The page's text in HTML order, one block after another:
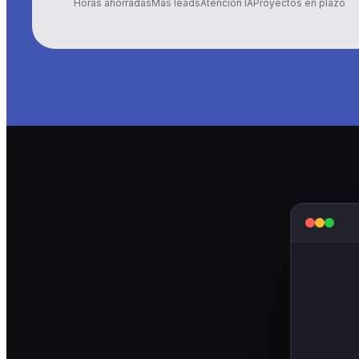
Horas ahorradasMás leadsAtención IAProyectos en plazo